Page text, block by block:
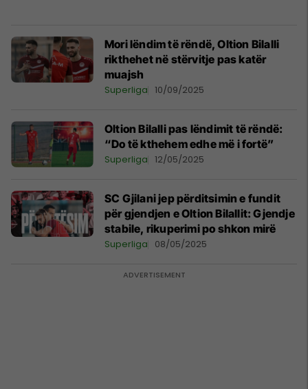
Mori lëndim të rëndë, Oltion Bilalli
rikthehet në stërvitje pas katër
muajsh
Superliga 10/09/2025
Oltion Bilalli pas lëndimit të rëndë:
“Do të kthehem edhe më i fortë”
Superliga 12/05/2025
SC Gjilani jep përditsimin e fundit
për gjendjen e Oltion Bilallit: Gjendje
stabile, rikuperimi po shkon mirë
Superliga 08/05/2025